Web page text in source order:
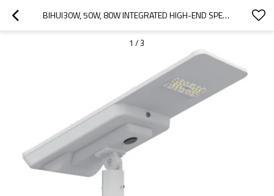
BIHUI30W, 50W, 80W INTEGRATED HIGH-END SPECIAL INTELLIGENT CONTROL 170LM/W LED STREET LAMPS
1 /3